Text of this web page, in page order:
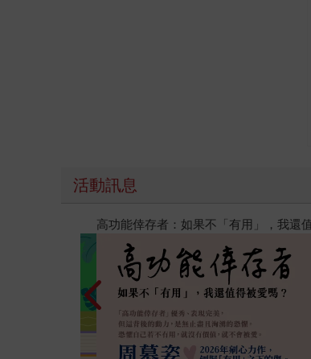
活動訊息
閱讀漫遊錄-2026上半年暢銷榜